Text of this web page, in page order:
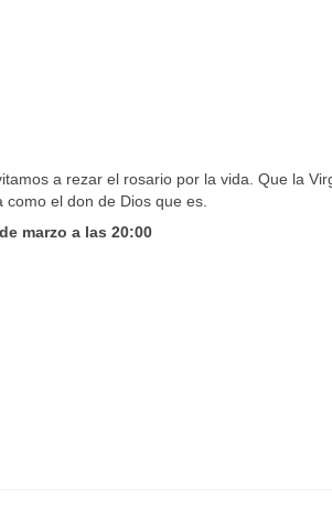
a rezar el rosario por la vida. Que la
como el don de Dios que es.
marzo a las 20:00